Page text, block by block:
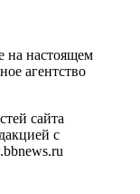
на настоящем
агентство
сайта
с